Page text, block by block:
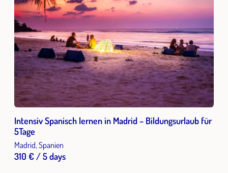
Intensiv Spanisch lernen in Madrid – Bildungsurlaub für
5Tage
Madrid, Spanien
310 € / 5 days